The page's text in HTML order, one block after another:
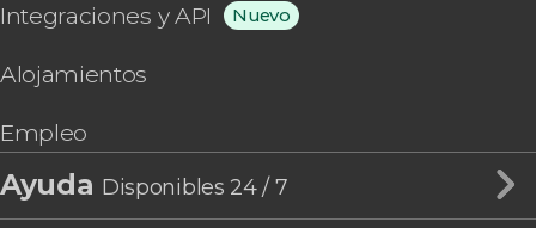
Integraciones y API Nuevo
Alojamientos
Empleo
Ayuda Disponibles 24 / 7